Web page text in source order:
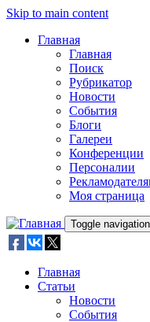
Skip to main content
Главная
Главная
Поиск
Рубрикатор
Новости
События
Блоги
Галереи
Конференции
Персоналии
Моя страница
Toggle navigation
Главная
Статьи
Новости
События